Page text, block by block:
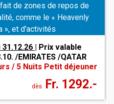
de zones de repos de
comme le « Heavenly
», et d'activités
des vacances familiales
de gamme.
| Prix valable
/EMIRATES /QATAR
/ 5 Nuits Petit déjeuner
dès Fr. 1292.-